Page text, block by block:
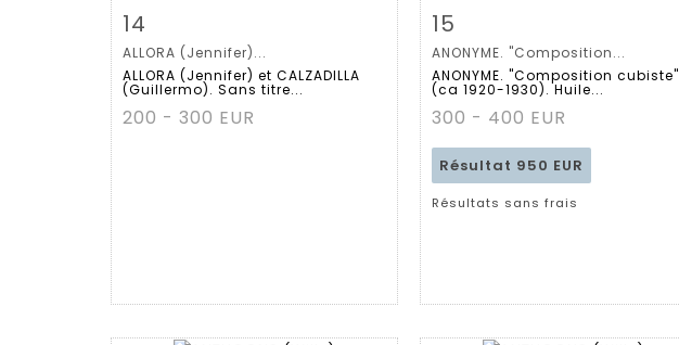
Fiche détaillée
14
ALLORA (Jennifer)...
ALLORA (Jennifer) et CALZADILLA
(Guillermo). Sans titre...
200 - 300 EUR
Fiche détaillée
15
ANONYME. "Composition...
ANONYME. "Composition cubiste"
(ca 1920-1930). Huile...
300 - 400 EUR
Résultat 950 EUR
Résultats sans frais